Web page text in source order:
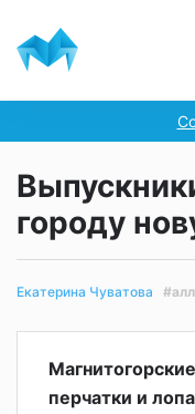
городу
Екатерина Чуватова
перчатки и